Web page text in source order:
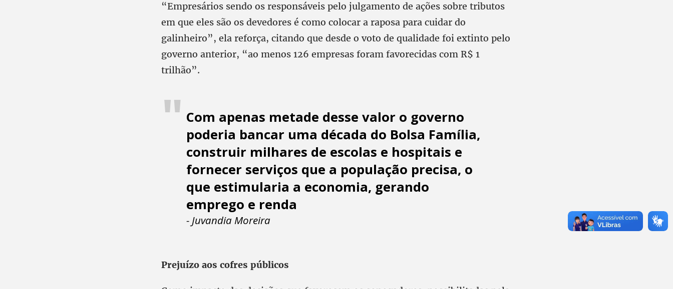
“Empresários sendo os responsáveis pelo julgamento de ações sobre tributos
em que eles são os devedores é como colocar a raposa para cuidar do
galinheiro”, ela reforça, citando que desde o voto de qualidade foi extinto pelo
governo anterior, “ao menos 126 empresas foram favorecidas com R$ 1
trilhão”.
Com apenas metade desse valor o governo
poderia bancar uma década do Bolsa Família,
construir milhares de escolas e hospitais e
fornecer serviços que a população precisa, o
que estimularia a economia, gerando
emprego e renda
- Juvandia Moreira
Prejuízo aos cofres públicos